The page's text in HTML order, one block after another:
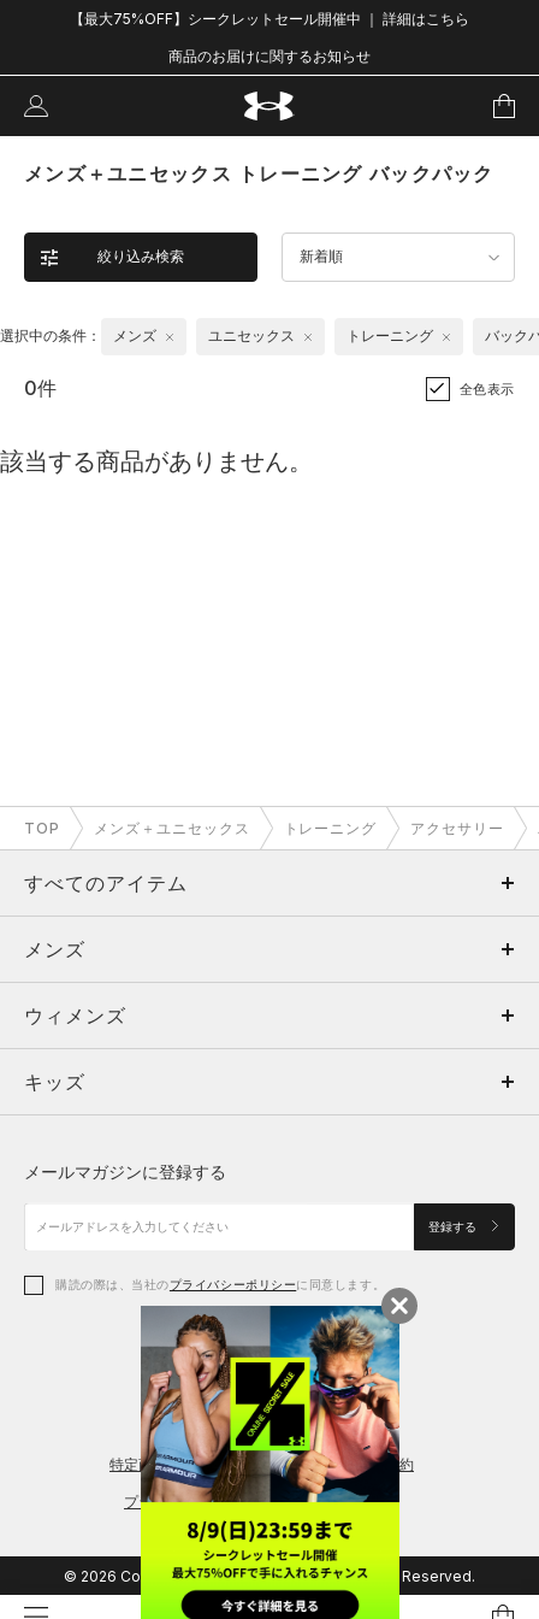
【最大75%OFF】シークレットセール開催中 ｜ 詳細はこちら
商品のお届けに関するお知らせ
メンズ＋ユニセックス トレーニング バックパック
絞り込み検索 新着順
選択中の条件： メンズ ユニセックス トレーニング バック
0件 全色表示
該当する商品がありません。
TOP メンズ＋ユニセックス トレーニング アクセサリー
すべてのアイテム
メンズ
ウィメンズ
キッズ
アクセサリー
メンズ
トップス
ボトムス
アクセサリー
ウィメンズ
トップス
シューズ
アクセサリー
レギンス＆タイツ
キッズ
シューズ
メールマガジンに登録する
登録する
購読の際は、当社のプライバシーポリシーに同意します。
特定商取引法に基づく通販の表記 会員規約
プライバシーポリシー
© 2026 Copyright DOME Corporation. All Rights Reserved.